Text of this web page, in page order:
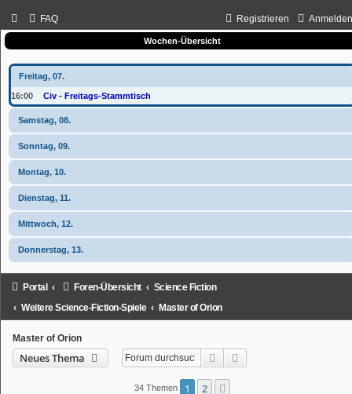
FAQ Registrieren
Wochen-Übersicht
Freitag, 07.
16:00 Civ - Freitags-Stammtisch
Samstag, 08.
Sonntag, 09.
Montag, 10.
Dienstag, 11.
Mittwoch, 12.
Donnerstag, 13.
Portal Foren-Übersicht
Science Fiction
Weitere Science-Fiction-Spiele
Master of Orion
Master of Orion
Neues Thema Suche
34 Themen 1 2